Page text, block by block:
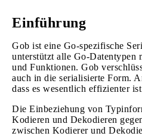
Einführung
Gob ist eine Go-spezifische
unterstützt alle Go-Datentypen
und Funktionen. Gob
auch in die serialisierte Form.
dass es wesentlich effizienter
Die Einbeziehung von
Kodieren und Dekodieren
zwischen Kodierer und